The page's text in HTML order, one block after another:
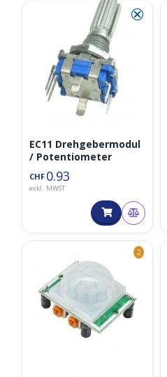
⮿
EC11 Drehgebermodul
/ Potentiometer
CHF 0.93
exkl. MWST
2